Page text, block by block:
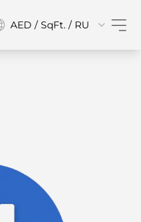
AED / SqFt. / RU